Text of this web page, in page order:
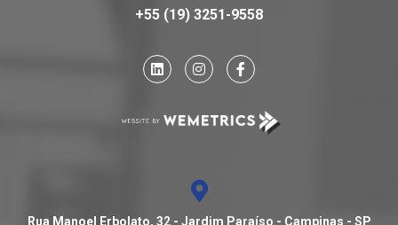
+55 (19) 3251-9558
Rua Manoel Erbolato, 32 - Jardim Paraíso - Campinas - SP